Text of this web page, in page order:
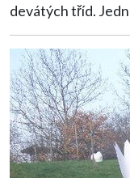
devátých tříd.